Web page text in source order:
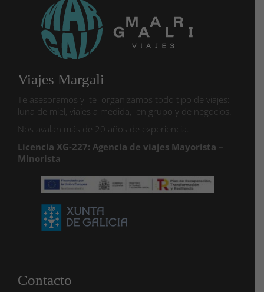
Viajes Margali
Te asesoramos y te organizamos todo tipo de viajes:
luna de miel, viajes a medida, en grupo y de negocios.
Nos avalan más de 20 años de experiencia.
Licencia XG-227: Agencia de viajes Mayorista –
Minorista
Contacto